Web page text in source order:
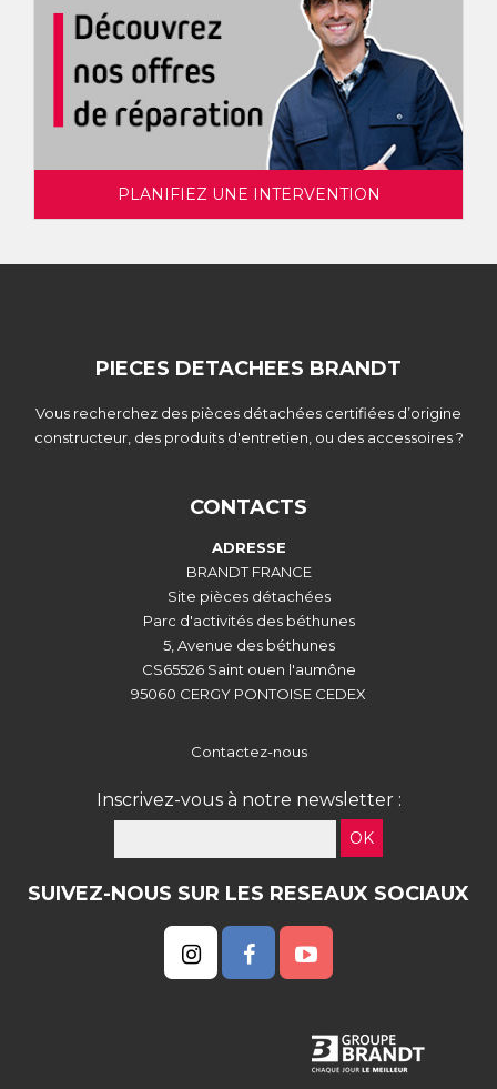
PLANIFIEZ UNE INTERVENTION
PIECES DETACHEES BRANDT
Vous recherchez des pièces détachées certifiées d’origine
constructeur, des produits d'entretien, ou des accessoires ?
CONTACTS
ADRESSE
BRANDT FRANCE
Site pièces détachées
Parc d'activités des béthunes
5, Avenue des béthunes
CS65526 Saint ouen l'aumône
95060 CERGY PONTOISE CEDEX
Contactez-nous
Inscrivez-vous à notre newsletter :
OK
SUIVEZ-NOUS SUR LES RESEAUX SOCIAUX